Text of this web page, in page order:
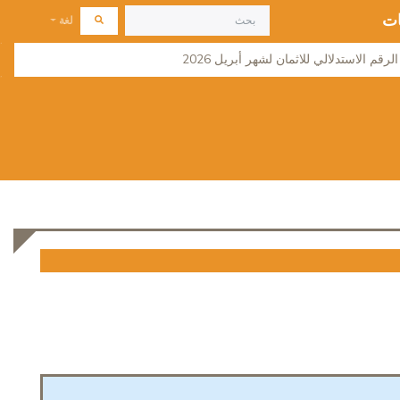
لغة
الاستدلالي للاثمان لشهر أبريل 2026